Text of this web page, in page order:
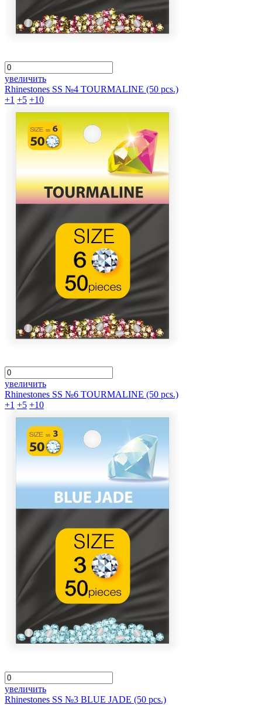
увеличить
Rhinestones SS №4 TOURMALINE (50 pcs.)
+1 +5 +10
увеличить
Rhinestones SS №6 TOURMALINE (50 pcs.)
+1 +5 +10
увеличить
Rhinestones SS №3 BLUE JADE (50 pcs.)